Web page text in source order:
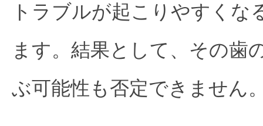
トラブルが起こりやすくな
ます。結果として、その歯
ぶ可能性も否定できません